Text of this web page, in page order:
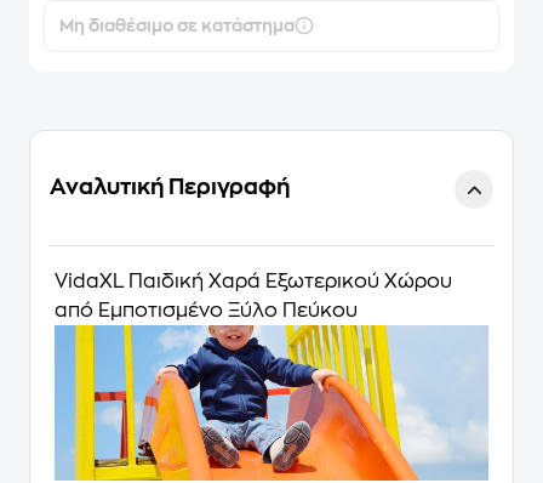
Μη διαθέσιμο σε κατάστημα
Αναλυτική Περιγραφή
VidaXL Παιδική Χαρά Εξωτερικού Χώρου
από Εμποτισμένο Ξύλο Πεύκου